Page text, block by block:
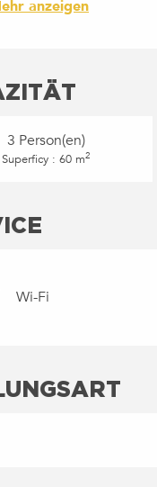
anzeigen
3 Person(en)
Superficy : 60 m2
Wi-Fi